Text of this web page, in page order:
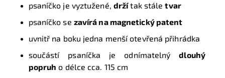
psaníčko je vyztužené, držítak stáletvar
psaníčko se zavírá na magnetický patent
uvnitř na boku jedna menší otevřená přihrádka
součástí psaníčka je odnímatelnýdlouhý
popruh o délce cca. 115 cm